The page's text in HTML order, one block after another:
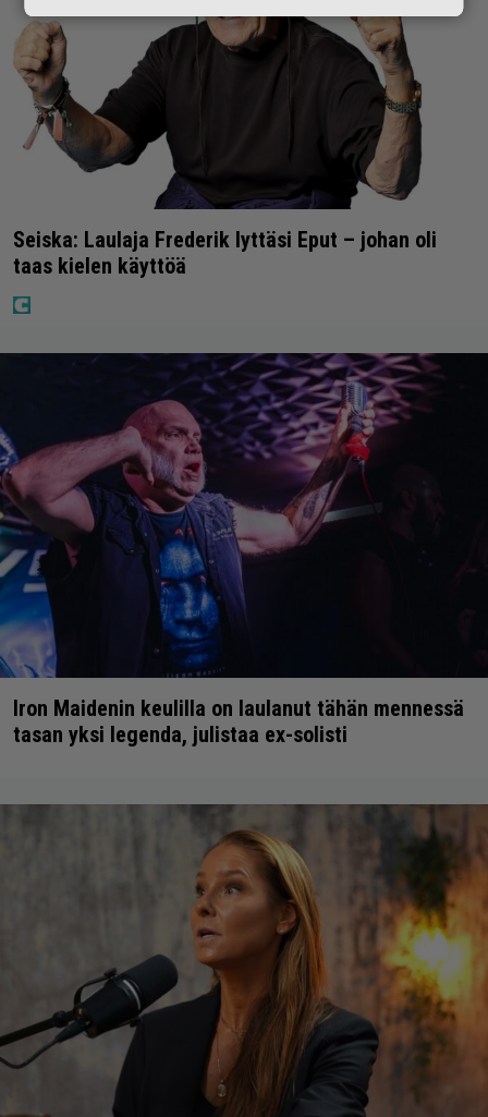
Seiska: Laulaja Frederik lyttäsi Eput – johan oli
taas kielen käyttöä
Iron Maidenin keulilla on laulanut tähän mennessä
tasan yksi legenda, julistaa ex-solisti